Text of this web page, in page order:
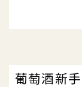
葡萄酒新